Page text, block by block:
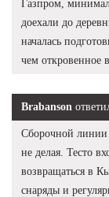
Газпром,
доехали до
началась
чем откровенное
Brabanson
Сборочной линии
не делая. Тесто
возвращаться в
снаряды и